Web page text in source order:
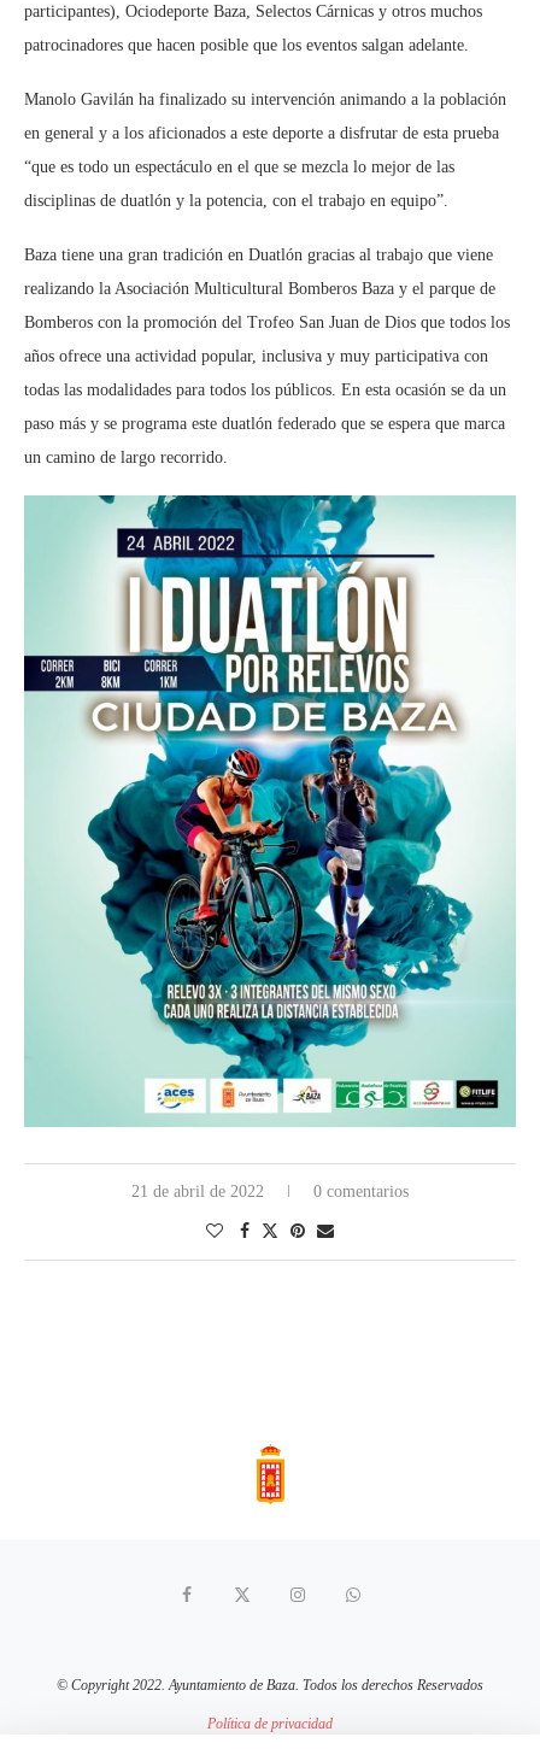
participantes), Ociodeporte Baza, Selectos Cárnicas y otros muchos
patrocinadores que hacen posible que los eventos salgan adelante.
Manolo Gavilán ha finalizado su intervención animando a la población
en general y a los aficionados a este deporte a disfrutar de esta prueba
“que es todo un espectáculo en el que se mezcla lo mejor de las
disciplinas de duatlón y la potencia, con el trabajo en equipo”.
Baza tiene una gran tradición en Duatlón gracias al trabajo que viene
realizando la Asociación Multicultural Bomberos Baza y el parque de
Bomberos con la promoción del Trofeo San Juan de Dios que todos los
años ofrece una actividad popular, inclusiva y muy participativa con
todas las modalidades para todos los públicos. En esta ocasión se da un
paso más y se programa este duatlón federado que se espera que marca
un camino de largo recorrido.
21 de abril de 2022 0 comentarios
© Copyright 2022. Ayuntamiento de Baza. Todos los derechos Reservados
Política de privacidad